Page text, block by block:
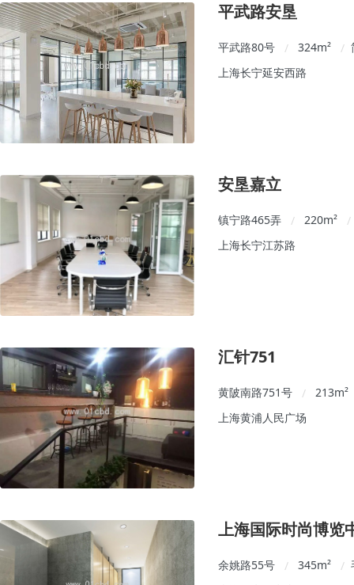
平武路安垦
平武路80号 / 324m² /
上海长宁延安西路
安垦嘉立
镇宁路465弄 / 220m²
/
上海长宁江苏路
汇针751
黄陂南路751号 / 213m²
上海黄浦人民广场
上海国际时尚博览
余姚路55号 / 345m² /